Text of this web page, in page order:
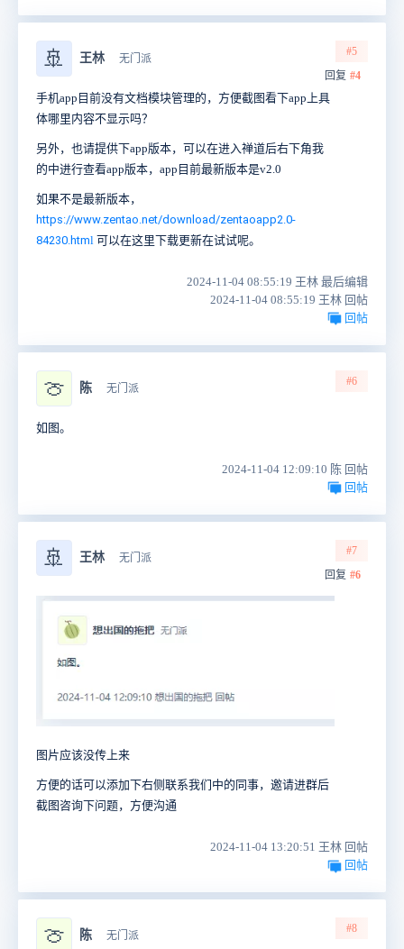
🚢 王林 无门派
#5
回复 #4
手机app目前没有文档模块管理的，方便截图看下app上具
体哪里内容不显示吗？
另外，也请提供下app版本，可以在进入禅道后右下角我
的中进行查看app版本，app目前最新版本是v2.0
如果不是最新版本，
https://www.zentao.net/download/zentaoapp2.0-
84230.html 可以在这里下载更新在试试呢。
2024-11-04 08:55:19 王林 最后编辑
2024-11-04 08:55:19 王林 回帖
回帖
🍈 陈 无门派
#6
如图。
2024-11-04 12:09:10 陈 回帖
回帖
🚢 王林 无门派
#7
回复 #6
图片应该没传上来
方便的话可以添加下右侧联系我们中的同事，邀请进群后
截图咨询下问题，方便沟通
2024-11-04 13:20:51 王林 回帖
回帖
🍈 陈 无门派
#8